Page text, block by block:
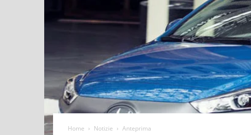
Home Notizie Anteprima